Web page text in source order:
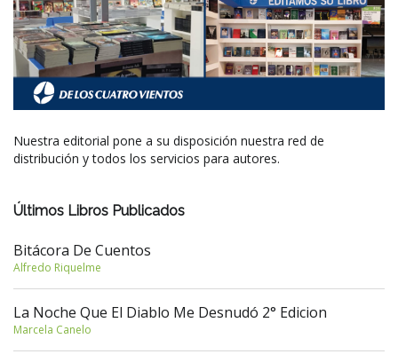
Nuestra editorial pone a su disposición nuestra red de
distribución y todos los servicios para autores.
Últimos Libros Publicados
Bitácora De Cuentos
Alfredo Riquelme
La Noche Que El Diablo Me Desnudó 2° Edicion
Marcela Canelo